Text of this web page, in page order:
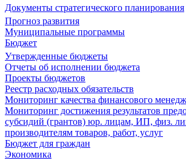
Документы стратегического планирования
Прогноз развития
Муниципальные программы
Бюджет
Утвержденные бюджеты
Отчеты об исполнении бюджета
Проекты бюджетов
Реестр расходных обязательств
Мониторинг качества финансового
Мониторинг достижения результатов
субсидий (грантов) юр. лицам, ИП, физ.
производителям товаров, работ, услуг
Бюджет для граждан
Экономика